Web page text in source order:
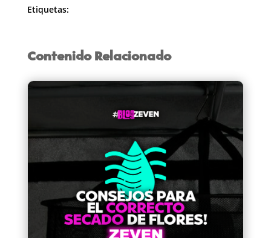
Etiquetas:
Contenido Relacionado